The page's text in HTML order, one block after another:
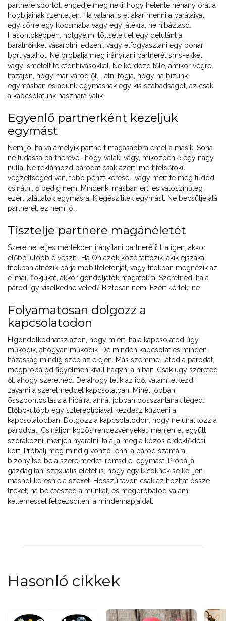
partnere sportol, engedje meg neki, hogy hetente néhány órát a
hobbijainak szenteljen. Ha valaha is el akar menni a barátaival
egy sörre egy kocsmába vagy egy játékra, ne hibáztasd.
Hasonlóképpen, hölgyeim, töltsetek el egy délutánt a
barátnőikkel vásárolni, edzeni, vagy elfogyasztani egy pohár
bort valahol. Ne próbálja meg irányítani partnerét sms-ekkel
vagy ismételt telefonhívásokkal. Ne kérdezd tőle, amikor végre
hazajön, hogy már várod őt. Látni fogja, hogy ha bízunk
egymásban és adunk egymásnak egy kis szabadságot, az csak
a kapcsolatunk hasznára válik.
Egyenlő partnerként kezeljük
egymást
Nem jó, ha valamelyik partnert magasabbra emel a másik. Soha
ne tudassa partnerével, hogy valaki vagy, miközben ő egy nagy
nulla. Ne reklámozd párodat csak azért, mert felsőfokú
végzettséged van, több pénzt keresel, vagy mert te meg tudod
csinálni, ő pedig nem. Mindenki másban ért, és valószínűleg
ezért találtatok egymásra. Kiegészítitek egymást. Ne becsülje alá
partnerét, ez nem jó.
Tisztelje partnere magánéletét
Szeretne teljes mértékben irányítani partnerét? Ha igen, akkor
előbb-utóbb elveszíti. Ha Ön azok közé tartozik, akik éjszaka
titokban átnézik párja mobiltelefonját, vagy titokban megnézik az
e-mail fiókjukat, akkor gondoljatok magatokra. Szeretnéd, ha a
párod így viselkedne veled? Biztosan nem. Ezért kérlek, ne.
Folyamatosan dolgozz a
kapcsolatodon
Elgondolkodhatsz azon, hogy miért, ha a kapcsolatod úgy
működik, ahogyan működik. De minden kapcsolat és minden
házasság mindig szép az elején. Más szemmel látod a párodat,
megpróbálod figyelmen kívül hagyni a hibáit. Csak úgy szereted
őt, ahogy szeretnéd. De ahogy telik az idő, valami elkezdi
zavarni a szerelmeddel kapcsolatban. Minél jobban
összpontosítasz a hibáira, annál jobban bosszantanak téged.
Előbb-utóbb egy sztereotípiával kezdesz küzdeni a
kapcsolatodban. Dolgozz a kapcsolatodon, hogy ne unatkozz a
pároddal. Csináljon közös rendezvényeket, menjen el együtt
szórakozni, menjen nyaralni, találja meg a közös érdeklődési
kört. Próbálj meg mindig vonzó lenni a párod számára,
bizonyítsd be a szerelmedet, rontsd el egymást. Próbálja
gazdagítani szexuális életét is, hogy egyikőtöknek se kelljen
máshol keresnie a szexet. Hosszú távon csak az hozhat össze
titeket, ha beleteszed a munkát, és megpróbálod valami
kellemessel felpezsdíteni a mindennapjaidat.
Hasonló cikkek